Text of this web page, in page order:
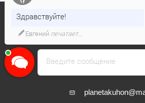
О КОМПАНИИ
КАТАЛОГ
Введите сообщение
Здравствуйте!
Евгенийпечатает...